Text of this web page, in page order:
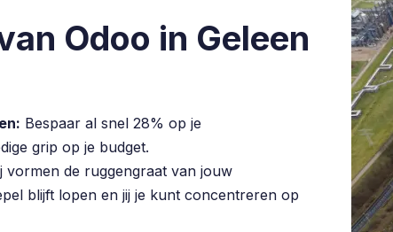
Odoo in Geleen
Bespaar al snel 28% op je
grip op je budget.
vormen de ruggengraat van jouw
blijft lopen en jij je kunt concentreren op